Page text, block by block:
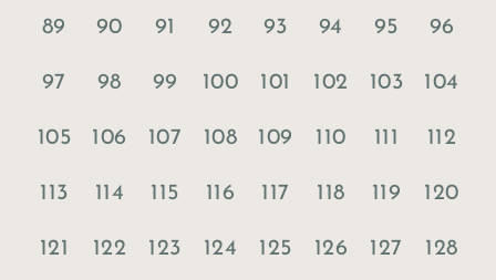
89 90 91 92 93 94 95 96
97 98 99 100 101 102 103 104
105 106 107 108 109 110 111 112
113 114 115 116 117 118 119 120
121 122 123 124 125 126 127 128